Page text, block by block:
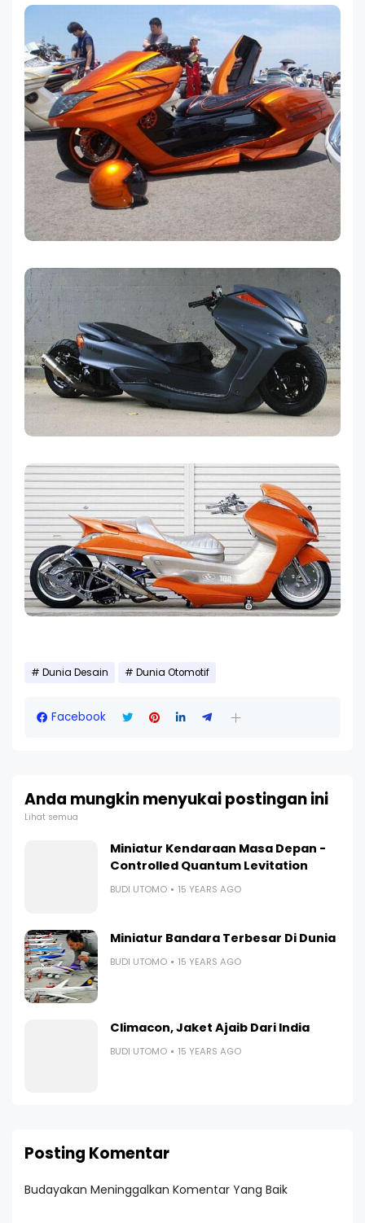
Dunia Desain Dunia Otomotif
Facebook
Anda mungkin menyukai postingan ini
Lihat semua
Miniatur Kendaraan Masa Depan -
Controlled Quantum Levitation
BUDI UTOMO 15 YEARS AGO
Miniatur Bandara Terbesar Di Dunia
BUDI UTOMO 15 YEARS AGO
Climacon, Jaket Ajaib Dari India
BUDI UTOMO 15 YEARS AGO
Posting Komentar
Budayakan Meninggalkan Komentar Yang Baik